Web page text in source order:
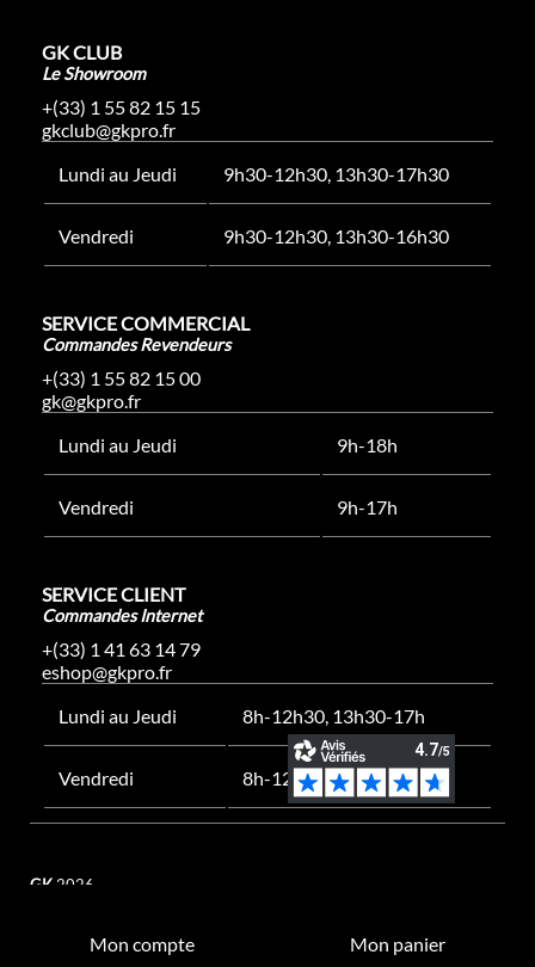
GK CLUB
Le Showroom
+(33) 1 55 82 15 15
gkclub@gkpro.fr
Lundi au Jeudi
9h30-12h30, 13h30-17h30
Vendredi 9h30-12h30, 13h30-16h30
SERVICE COMMERCIAL
Commandes Revendeurs
+(33) 1 55 82 15 00
gk@gkpro.fr
Lundi au Jeudi
9h-18h
Vendredi 9h-17h
SERVICE CLIENT
Commandes Internet
+(33) 1 41 63 14 79
eshop@gkpro.fr
Lundi au Jeudi
8h-12h30, 13h30-17h
Vendredi 8h-12h30, 13h30-16h
GK 2026
Mon compte Mon panier